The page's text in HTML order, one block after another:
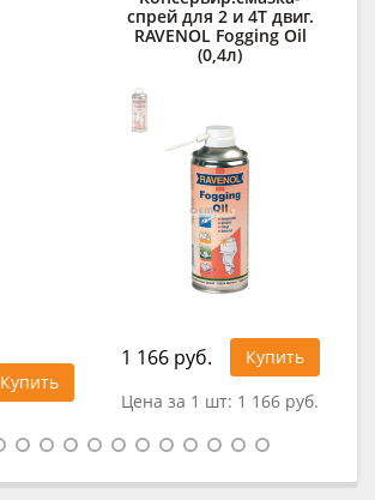
Купить
спрей для 2 и 4Т двиг.
RAVENOL Fogging Oil
(0,4л)
1 166 руб.
Купить
Цена за 1 шт: 1 166 руб.